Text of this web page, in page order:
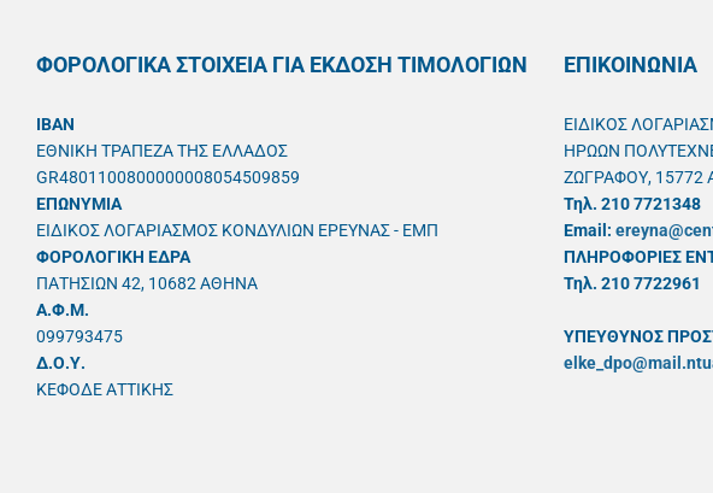
ΦΟΡΟΛΟΓΙΚΑ ΣΤΟΙΧΕΙΑ ΓΙΑ ΕΚΔΟΣΗ ΤΙΜΟΛΟΓΙΩΝ
IBAN
ΕΘΝΙΚΗ ΤΡΑΠΕΖΑ ΤΗΣ ΕΛΛΑΔΟΣ
GR4801100800000008054509859
ΕΠΩΝΥΜΙΑ
ΕΙΔΙΚΟΣ ΛΟΓΑΡΙΑΣΜΟΣ ΚΟΝΔΥΛΙΩΝ ΕΡΕΥΝΑΣ - ΕΜΠ
ΦΟΡΟΛΟΓΙΚΗ ΕΔΡΑ
ΠΑΤΗΣΙΩΝ 42, 10682 ΑΘΗΝΑ
A.Φ.Μ.
099793475
Δ.Ο.Υ.
ΚΕΦΟΔΕ ΑΤΤΙΚΗΣ
ΕΠΙΚΟΙΝΩΝΙΑ
ΕΙΔΙΚΟΣ
ΗΡΩΩΝ
ΖΩΓΡΑΦΟΥ, 15772
Τηλ. 210 7721348
Email:
ΠΛΗΡΟΦΟΡΙΕΣ
Τηλ. 210 7722961
ΥΠΕΥΘYΝΟΣ